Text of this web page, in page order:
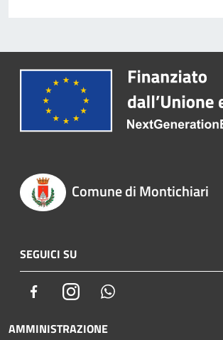
Comune di Montichiari
SEGUICI SU
FacebookInstagram
AMMINISTRAZIONE